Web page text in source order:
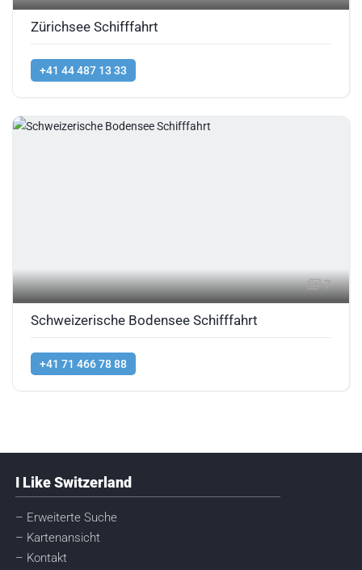
Zürichsee Schifffahrt
+41 44 487 13 33
7
Schweizerische Bodensee Schifffahrt
+41 71 466 78 88
I Like Switzerland
– Erweiterte Suche
– Kartenansicht
– Kontakt